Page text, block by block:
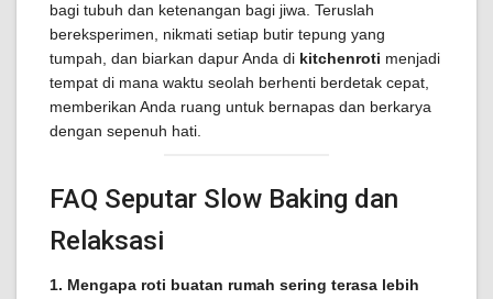
bagi tubuh dan ketenangan bagi jiwa. Teruslah
bereksperimen, nikmati setiap butir tepung yang
tumpah, dan biarkan dapur Anda di kitchenroti menjadi
tempat di mana waktu seolah berhenti berdetak cepat,
memberikan Anda ruang untuk bernapas dan berkarya
dengan sepenuh hati.
FAQ Seputar Slow Baking dan
Relaksasi
1. Mengapa roti buatan rumah sering terasa lebih